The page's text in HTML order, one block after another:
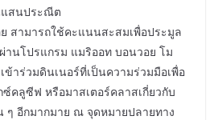
แสนประณีต
สามารถใช้คะแนนสะสมเพื่อประมูล
นโปรแกรม แมริออท บอนวอย โม
ข้าร่วมดินเนอร์ที่เป็นความร่วมมือเพื่อ
คลูซีฟ หรือมาสเตอร์คลาสเกี่ยวกับ
ๆ อีกมากมาย ณ จุดหมายปลายทาง